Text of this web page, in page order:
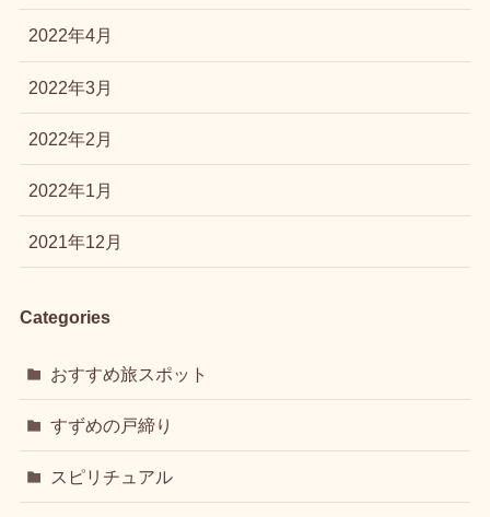
2022年4月
2022年3月
2022年2月
2022年1月
2021年12月
Categories
おすすめ旅スポット
すずめの戸締り
スピリチュアル